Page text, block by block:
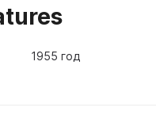
1955 год